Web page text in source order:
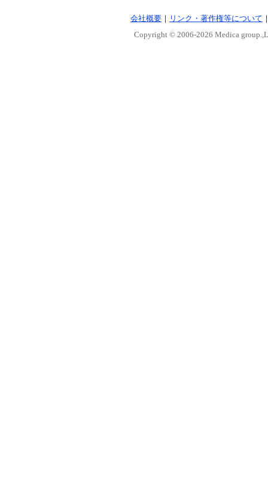
会社概要 ｜ リンク・著作権等について
Copyright © 2006-2026 Medica